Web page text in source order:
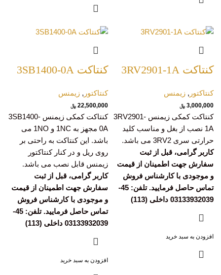
کنتاکت 3RV2901-1A
کنتاکتور , زیمنس
3,000,000 ﷼
کنتاکت کمکی زیمنس 3RV2901-
1A نصب از بغل و مناسب کلید
حرارتی سری 3RV2 می باشد.
کاربر گرامی، قبل از ثبت
سفارش جهت اطمینان از قیمت
و موجودی با کارشناس فروش
تماس حاصل فرمایید. تلفن: 45-
03133932039 داخلی (113)
افزودن به سبد خرید
کنتاکت 3SB1400-0A
کنتاکتور , زیمنس
22,500,000 ﷼
کنتاکت کمکی زیمنس 3SB1400-
0A مجهز به 1NC و 1NO می
باشد. این کنتاکت به راحتی بر
روی ریل و در کنار کنتاکتور
زیمنس قابل نصب می باشد.
کاربر گرامی، قبل از ثبت
سفارش جهت اطمینان از قیمت
و موجودی با کارشناس فروش
تماس حاصل فرمایید. تلفن: 45-
03133932039 داخلی (113)
افزودن به سبد خرید